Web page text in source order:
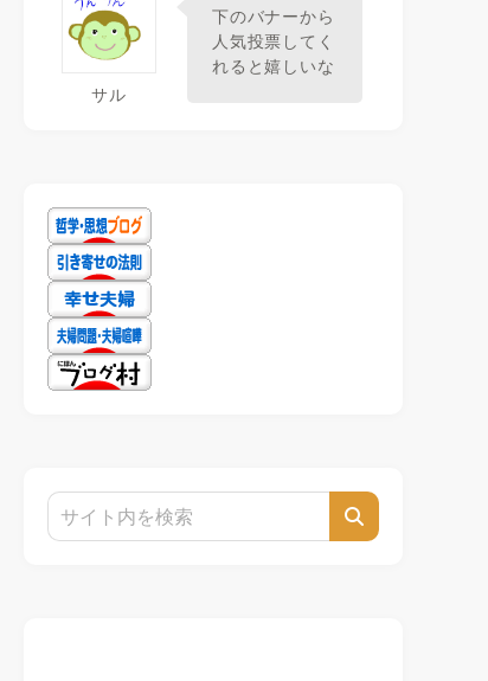
サル
下のバナーから
人気投票してく
れると嬉しいな